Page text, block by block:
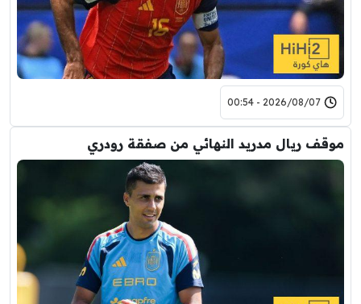
2026/08/07 - 00:54
موقف ريال مدريد النهائي من صفقة رودري